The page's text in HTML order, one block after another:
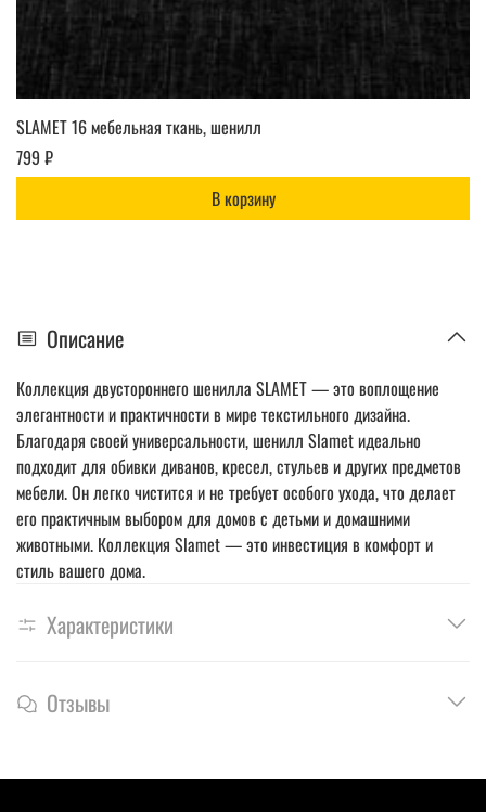
SLAMET 16 мебельная ткань, шенилл
799 ₽
В корзину
Описание
Коллекция двустороннего шенилла SLAMET — это воплощение
элегантности и практичности в мире текстильного дизайна.
Благодаря своей универсальности, шенилл Slamet идеально
подходит для обивки диванов, кресел, стульев и других предметов
мебели. Он легко чистится и не требует особого ухода, что делает
его практичным выбором для домов с детьми и домашними
животными. Коллекция Slamet — это инвестиция в комфорт и
стиль вашего дома.
Характеристики
Отзывы